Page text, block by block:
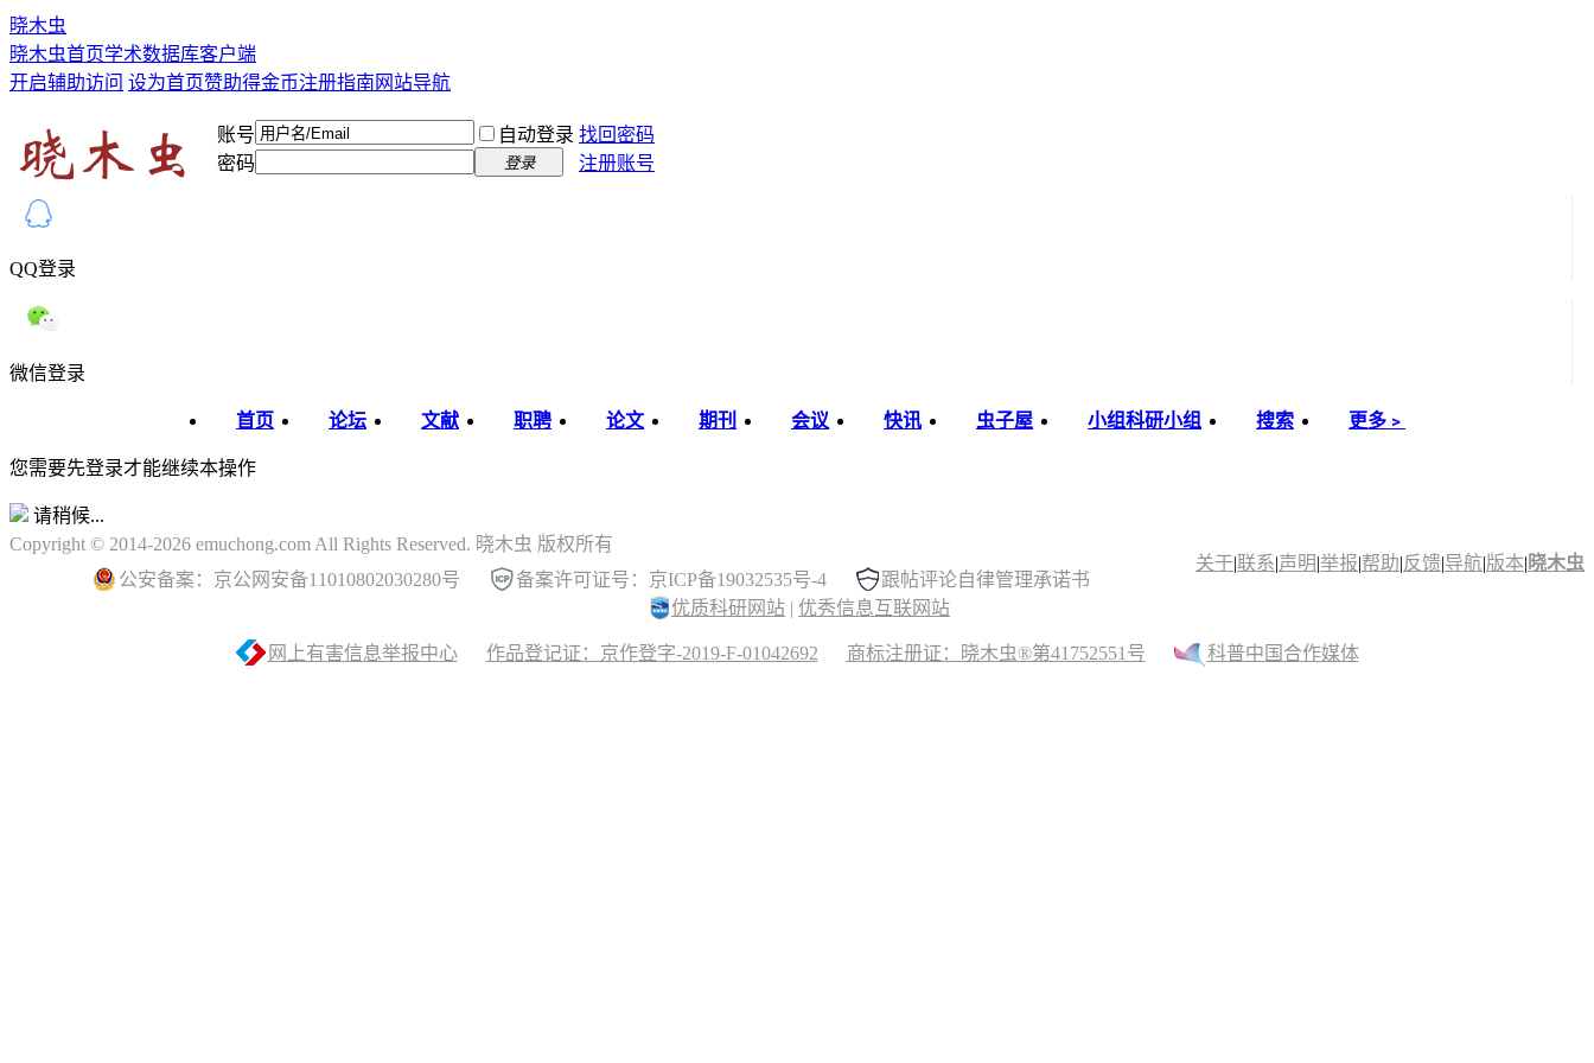
晓木虫
晓木虫首页学术数据库客户端
开启辅助访问 设为首页赞助得金币注册指南 网站导航
账号 自动登录 找回密码
密码
登录 注册账号
QQ登录
微信登录
首页 论坛 文献 职聘 论文 期刊 会议 快讯 虫子屋 小组科研小组 搜索 更多﹥
您需要先登录才能继续本操作
请稍候...
关于|联系|声明|举报|帮助|反馈|导航|版本| 晓木虫
Copyright © 2014-2026 emuchong.com All Rights Reserved. 晓木虫 版权所有
公安备案：京公网安备11010802030280号
备案许可证号：京ICP备19032535号-4
跟帖评论自律管理承诺书
优质科研网站 | 优秀信息互联网站
网上有害信息举报中心 作品登记证：京作登字-2019-F-01042692 商标注册证：晓木虫®第41752551号 科普中国合作媒体